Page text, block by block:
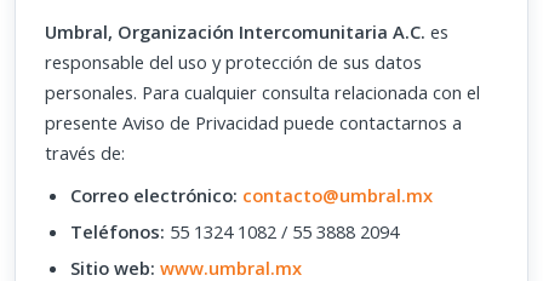
Umbral, Organización Intercomunitaria A.C. es
responsable del uso y protección de sus datos
personales. Para cualquier consulta relacionada con el
presente Aviso de Privacidad puede contactarnos a
través de:
Correo electrónico: contacto@umbral.mx
Teléfonos: 55 1324 1082 / 55 3888 2094
Sitio web: www.umbral.mx